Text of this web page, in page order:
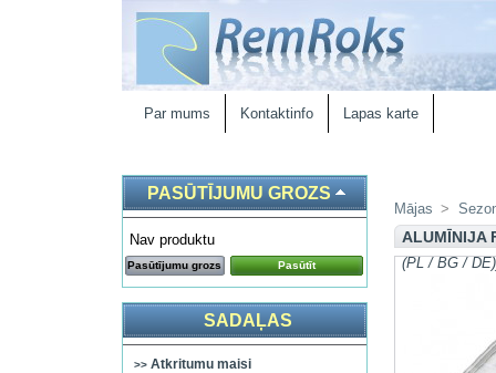
Par mums Kontaktinfo Lapas karte
PASŪTĪJUMU GROZS
Nav produktu
Pasūtījumu grozs Pasūtīt
SADAĻAS
Atkritumu maisi
Mājas >
ALUMĪNIJA
(PL / BG /